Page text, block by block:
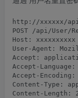
POST /api/User/
Host: xxxxxxxxxx
User-Agent:
Accept:
Accept-
Accept-
Content-Type:
Content-Length: